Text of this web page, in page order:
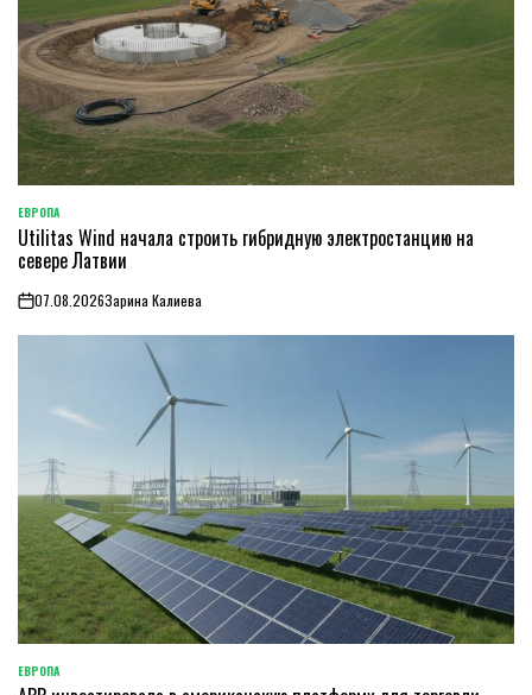
ОПУБЛИКОВАНО
ЕВРОПА
Utilitas Wind начала строить гибридную электростанцию на
севере Латвии
on07.08.2026Зарина Калиева
ОПУБЛИКОВАНО
ЕВРОПА